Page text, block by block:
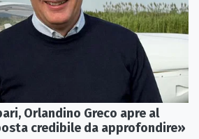
Orlandino Greco apre al
credibile da approfondire»